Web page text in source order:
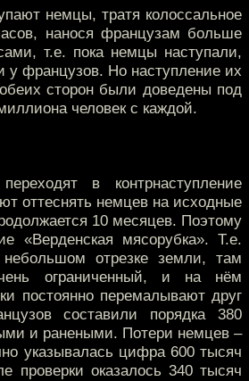
немцы, тратя колоссальное
нанося французам больше
т.е. пока немцы наступали,
у французов. Но наступление их
сторон были доведены под
человек с каждой.
в контрнаступление
оттеснять немцев на исходные
10 месяцев. Поэтому
«Верденская мясорубка». Т.е.
отрезке земли, там
ограниченный, и на нём
постоянно перемалывают друг
составили порядка 380
и ранеными. Потери немцев –
указывалась цифра 600 тысяч
проверки оказалось 340 тысяч